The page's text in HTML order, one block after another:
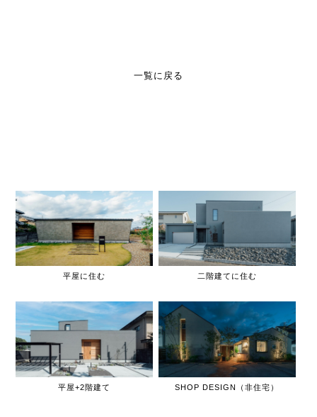
一覧に戻る
平屋に住む 二階建てに住む
平屋+2階建て SHOP DESIGN（非住宅）